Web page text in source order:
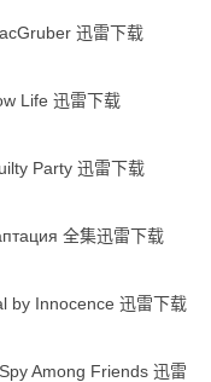
迅雷下载
Life 迅雷下载
Party 迅雷下载
全集迅雷下载
by Innocence 迅雷下载
Among Friends 迅雷